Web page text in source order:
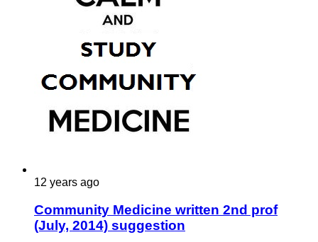
12 years ago
Community Medicine written 2nd prof
(July, 2014) suggestion